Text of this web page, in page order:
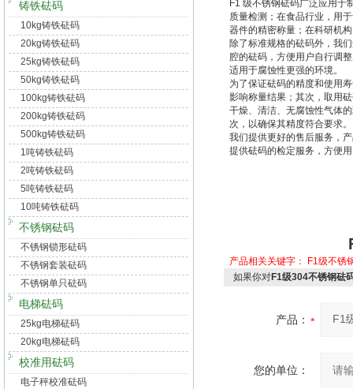
铸铁砝码
10kg铸铁砝码
20kg铸铁砝码
25kg铸铁砝码
50kg铸铁砝码
100kg铸铁砝码
200kg铸铁砝码
500kg铸铁砝码
1吨铸铁砝码
2吨铸铁砝码
5吨铸铁砝码
10吨铸铁砝码
不锈钢砝码
不锈钢锁形砝码
不锈钢套装砝码
不锈钢单只砝码
电梯砝码
25kg电梯砝码
20kg电梯砝码
校准用砝码
电子秤校准砝码
F1 级不锈钢砝码广泛应用于
质量检测；在食品行业，用
器件的精密称量；在科研机
除了标准规格的砝码外，我
腔的砝码，方便用户自行调
适用于腐蚀性更强的环境。
为了保证砝码的精度和使用
影响称量结果；其次，取用
干燥、清洁、无腐蚀性气体
次，以确保其精度符合要求。
我们提供更好的售后服务，
提供砝码的检定服务，方便
产品相关关键字：
F1级不锈
如果你对F1级304不锈钢砝
产品：
您的单位：